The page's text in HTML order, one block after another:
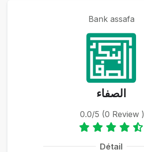
Bank assafa
الصفاء
0.0/5 (0 Review )
Détail